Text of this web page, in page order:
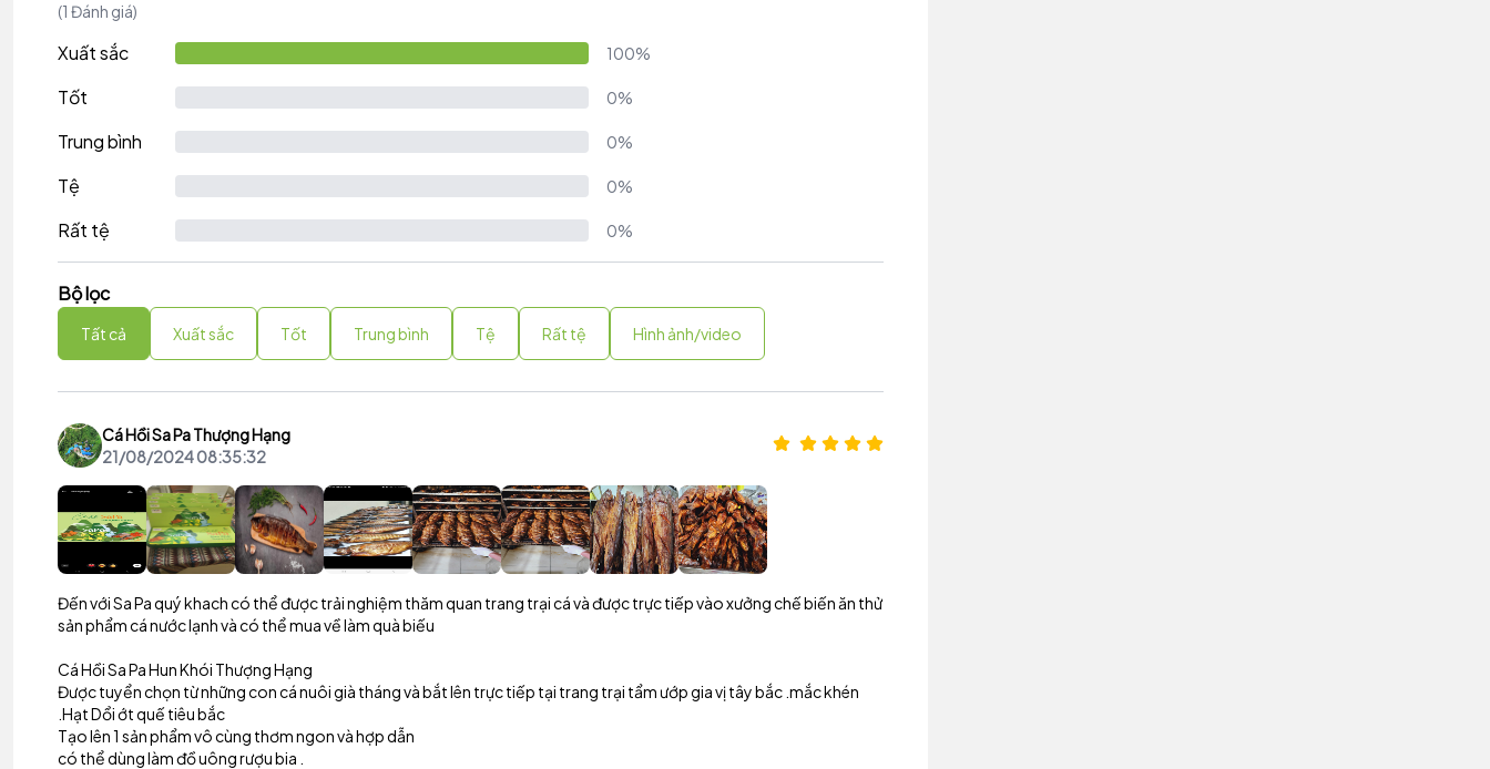
(1 Đánh giá)
Xuất sắc 100%
Tốt 0%
Trung bình 0%
Tệ 0%
Rất tệ 0%
Bộ lọc
Tất cả Xuất sắc Tốt Trung bình Tệ Rất tệ Hình ảnh/video
Cá Hồi Sa Pa Thượng Hạng
21/08/2024 08:35:32
Đến với Sa Pa quý khach có thể được trải nghiệm thăm quan trang trại cá và được trực tiếp vào xưởng chế biến ăn thử
sản phẩm cá nước lạnh và có thể mua về làm quà biếu
Cá Hồi Sa Pa Hun Khói Thượng Hạng
Được tuyển chọn từ những con cá nuôi già tháng và bắt lên trực tiếp tại trang trại tẩm ướp gia vị tây bắc .mắc khén
.Hạt Dổi ớt quế tiêu bắc
Tạo lên 1 sản phẩm vô cùng thơm ngon và hợp dẫn
có thể dùng làm đồ uông rượu bia .